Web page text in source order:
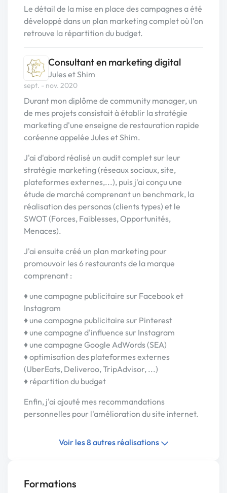
Le détail de la mise en place des campagnes a été
développé dans un plan marketing complet où l'on
retrouve la répartition du budget.
Consultant en marketing digital
Jules et Shim
sept. - nov. 2020
Durant mon diplôme de community manager, un
de mes projets consistait à établir la stratégie
marketing d'une enseigne de restauration rapide
coréenne appelée Jules et Shim.
J'ai d'abord réalisé un audit complet sur leur
stratégie marketing (réseaux sociaux, site,
plateformes externes,...), puis j'ai conçu une
étude de marché comprenant un benchmark, la
réalisation des personas (clients types) et le
SWOT (Forces, Faiblesses, Opportunités,
Menaces).
J'ai ensuite créé un plan marketing pour
promouvoir les 6 restaurants de la marque
comprenant :
♦ une campagne publicitaire sur Facebook et
Instagram
♦ une campagne publicitaire sur Pinterest
♦ une campagne d'influence sur Instagram
♦ une campagne Google AdWords (SEA)
♦ optimisation des plateformes externes
(UberEats, Deliveroo, TripAdvisor, ...)
♦ répartition du budget
Enfin, j'ai ajouté mes recommandations
personnelles pour l'amélioration du site internet.
Voir les 8 autres réalisations
Formations